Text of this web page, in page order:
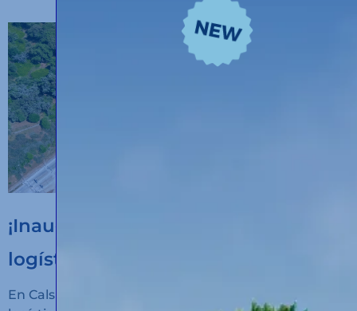
¡Inauguramos un nuevo hub
logístico en Algeciras!
En Calsina Carré hemos inaugurado un nuevo hub